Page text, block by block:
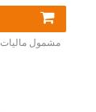
مشمول مالیات